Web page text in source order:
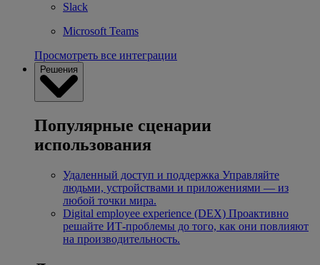
Slack
Microsoft Teams
Просмотреть все интеграции
Решения
Популярные сценарии
использования
Удаленный доступ и поддержка Управляйте
людьми, устройствами и приложениями — из
любой точки мира.
Digital employee experience (DEX) Проактивно
решайте ИТ-проблемы до того, как они повлияют
на производительность.